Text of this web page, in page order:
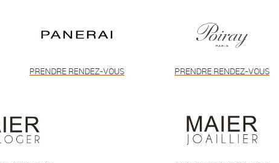
PRENDRE RENDEZ-VOUS PRENDRE RENDEZ-VOUS